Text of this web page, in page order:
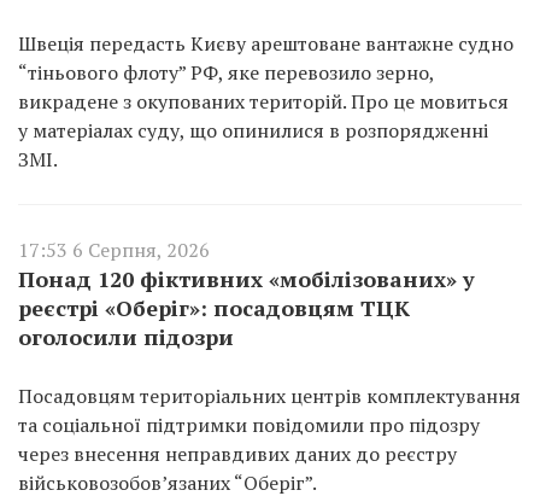
Швеція передасть Києву арештоване вантажне судно
“тіньового флоту” РФ, яке перевозило зерно,
викрадене з окупованих територій. Про це мовиться
у матеріалах суду, що опинилися в розпорядженні
ЗМІ.
17:53 6 Серпня, 2026
Понад 120 фіктивних «мобілізованих» у
реєстрі «Оберіг»: посадовцям ТЦК
оголосили підозри
Посадовцям територіальних центрів комплектування
та соціальної підтримки повідомили про підозру
через внесення неправдивих даних до реєстру
військовозобов’язаних “Оберіг”.